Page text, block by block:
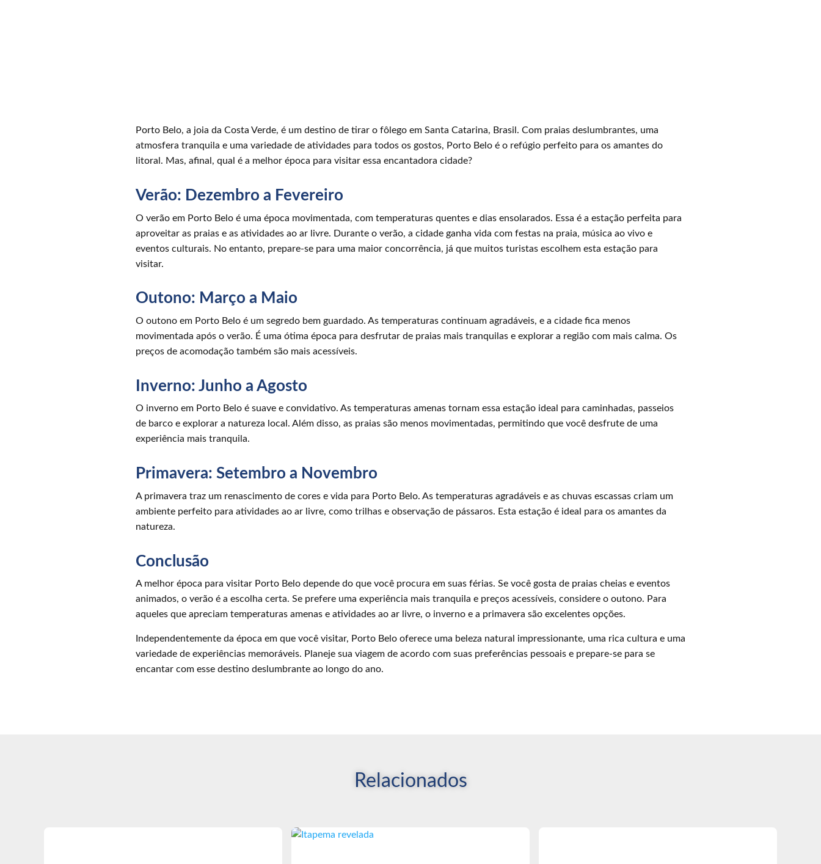
Porto Belo, a joia da Costa Verde, é um destino de tirar o fôlego em Santa Catarina, Brasil. Com praias deslumbrantes, uma
atmosfera tranquila e uma variedade de atividades para todos os gostos, Porto Belo é o refúgio perfeito para os amantes do
litoral. Mas, afinal, qual é a melhor época para visitar essa encantadora cidade?
Verão: Dezembro a Fevereiro
O verão em Porto Belo é uma época movimentada, com temperaturas quentes e dias ensolarados. Essa é a estação perfeita para
aproveitar as praias e as atividades ao ar livre. Durante o verão, a cidade ganha vida com festas na praia, música ao vivo e
eventos culturais. No entanto, prepare-se para uma maior concorrência, já que muitos turistas escolhem esta estação para
visitar.
Outono: Março a Maio
O outono em Porto Belo é um segredo bem guardado. As temperaturas continuam agradáveis, e a cidade fica menos
movimentada após o verão. É uma ótima época para desfrutar de praias mais tranquilas e explorar a região com mais calma. Os
preços de acomodação também são mais acessíveis.
Inverno: Junho a Agosto
O inverno em Porto Belo é suave e convidativo. As temperaturas amenas tornam essa estação ideal para caminhadas, passeios
de barco e explorar a natureza local. Além disso, as praias são menos movimentadas, permitindo que você desfrute de uma
experiência mais tranquila.
Primavera: Setembro a Novembro
A primavera traz um renascimento de cores e vida para Porto Belo. As temperaturas agradáveis e as chuvas escassas criam um
ambiente perfeito para atividades ao ar livre, como trilhas e observação de pássaros. Esta estação é ideal para os amantes da
natureza.
Conclusão
A melhor época para visitar Porto Belo depende do que você procura em suas férias. Se você gosta de praias cheias e eventos
animados, o verão é a escolha certa. Se prefere uma experiência mais tranquila e preços acessíveis, considere o outono. Para
aqueles que apreciam temperaturas amenas e atividades ao ar livre, o inverno e a primavera são excelentes opções.
Independentemente da época em que você visitar, Porto Belo oferece uma beleza natural impressionante, uma rica cultura e uma
variedade de experiências memoráveis. Planeje sua viagem de acordo com suas preferências pessoais e prepare-se para se
encantar com esse destino deslumbrante ao longo do ano.
Relacionados